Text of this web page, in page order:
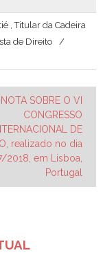
, Titular da Cadeira
de Direito
NOTA SOBRE O VI
CONGRESSO
DE
realizado no dia
2018, em Lisboa,
Portugal